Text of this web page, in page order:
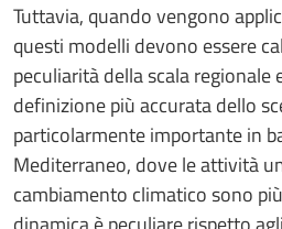
Tuttavia, quando vengono
questi modelli devono essere
peculiarità della scala regionale
definizione più accurata dello
particolarmente importante in
Mediterraneo, dove le attività
cambiamento climatico sono